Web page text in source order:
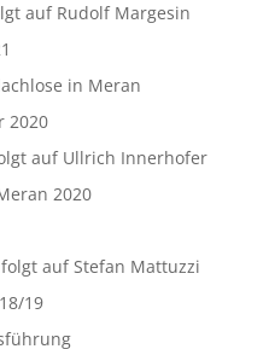
auf Rudolf Margesin
in Meran
2020
auf Ullrich Innerhofer
2020
auf Stefan Mattuzzi
19